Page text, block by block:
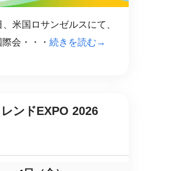
米国ロサンゼルスにて、
会・・・ 続きを読む→
レンドEXPO 2026